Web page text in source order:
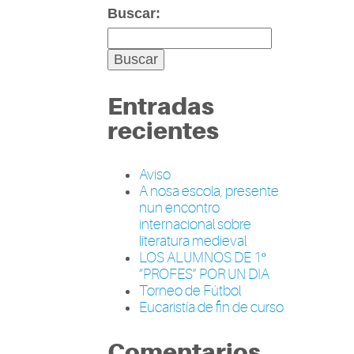
Buscar:
Entradas
recientes
Aviso
A nosa escola, presente
nun encontro
internacional sobre
literatura medieval
LOS ALUMNOS DE 1º
“PROFES” POR UN DIA
Torneo de Fútbol
Eucaristía de fin de curso